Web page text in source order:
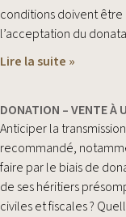
conditions doivent
l’acceptation du
Lire la suite »
DONATION – VENTE À
Anticiper la
recommandé,
faire par le biais de
de ses héritiers
civiles et fiscales ?